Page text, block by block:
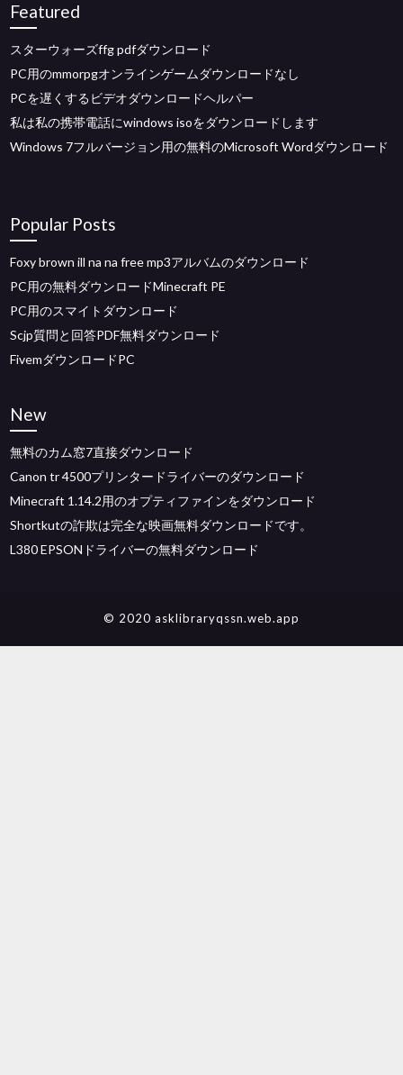
Featured
スターウォーズffg pdfダウンロード
PC用のmmorpgオンラインゲームダウンロードなし
PCを遅くするビデオダウンロードヘルパー
私は私の携帯電話にwindows isoをダウンロードします
Windows 7フルバージョン用の無料のMicrosoft Wordダウンロード
Popular Posts
Foxy brown ill na na free mp3アルバムのダウンロード
PC用の無料ダウンロードMinecraft PE
PC用のスマイトダウンロード
Scjp質問と回答PDF無料ダウンロード
FivemダウンロードPC
New
無料のカム窓7直接ダウンロード
Canon tr 4500プリンタードライバーのダウンロード
Minecraft 1.14.2用のオプティファインをダウンロード
Shortkutの詐欺は完全な映画無料ダウンロードです。
L380 EPSONドライバーの無料ダウンロード
© 2020 asklibraryqssn.web.app